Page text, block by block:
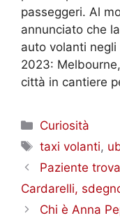
passeggeri. Al
annunciato che
auto volanti
2023:
città in cantiere
Categorie
Curiosità
Tag
taxi volanti,
Paziente
Cardarelli,
Chi è Anna